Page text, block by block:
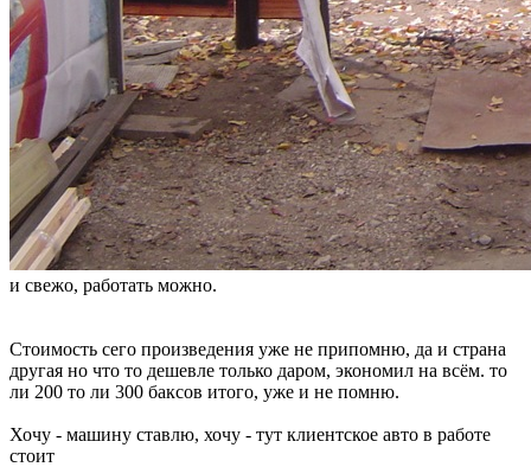
и свежо, работать можно.
Стоимость сего произведения уже не припомню, да и страна
другая но что то дешевле только даром, экономил на всём. то
ли 200 то ли 300 баксов итого, уже и не помню.
Хочу - машину ставлю, хочу - тут клиентское авто в работе
стоит